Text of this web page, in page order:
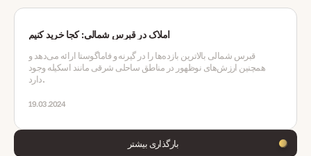
املاک در قبرس شمالی: کجا خرید کنیم
قبرس شمالی بالاترین بازده‌ها را در گیرنه و فاماگوستا ارائه می‌دهد و
همچنین ارزش‌های نوظهور در مناطق ساحلی شرقی مانند اسکیله وجود
دارد.
19.03.2024
بارگذاری بیشتر